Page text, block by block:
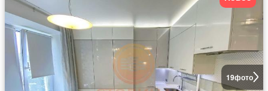
19фото